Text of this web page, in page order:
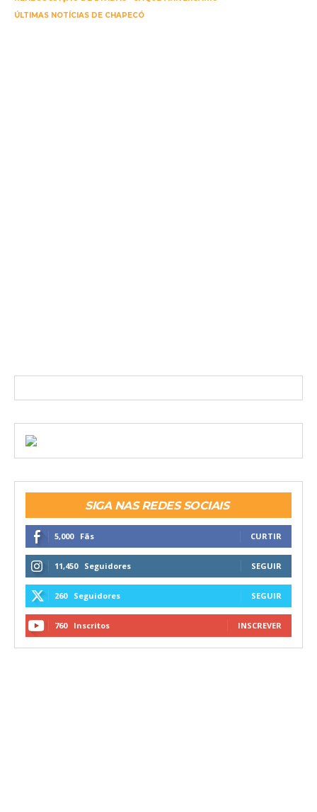
ÚLTIMAS NOTÍCIAS DE CHAPECÓ
SIGA NAS REDES SOCIAIS
5,000 Fãs CURTIR
11,450 Seguidores SEGUIR
260 Seguidores SEGUIR
760 Inscritos INSCREVER